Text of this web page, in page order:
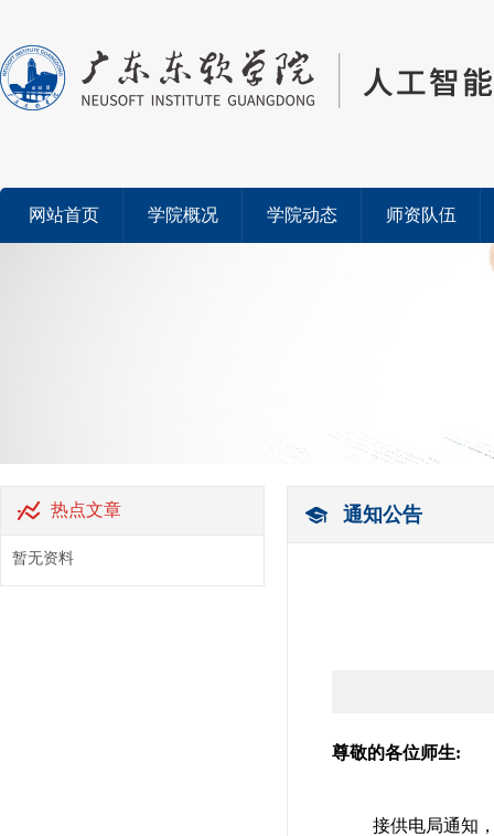
网站首页 学院概况 学院动态 师资队伍
热点文章
暂无资料
通知公告
尊敬的各位师生:
接供电局通知